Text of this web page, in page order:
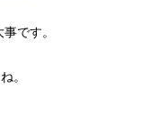
です。
。